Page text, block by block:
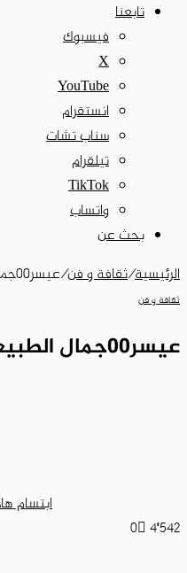
تابعنا
فيسبوك
‫X
‫YouTube
انستقرام
سناب تشات
تيلقرام
‫TikTok
واتساب
بحث عن
الرئيسية/ثقافة و فن/عيسر٠٠جمال الطبيعةالمبهر والمميز فى محافظة بلقرن
ثقافة و فن
عيسر٠٠جمال الطبيعةالمبهر والمميز فى محافظة بلقرن
ابتسام
0 4٬542